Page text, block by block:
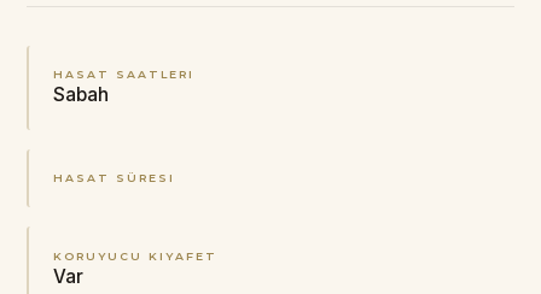
HASAT SAATLERI
Sabah
HASAT SÜRESI
KORUYUCU KIYAFET
Var